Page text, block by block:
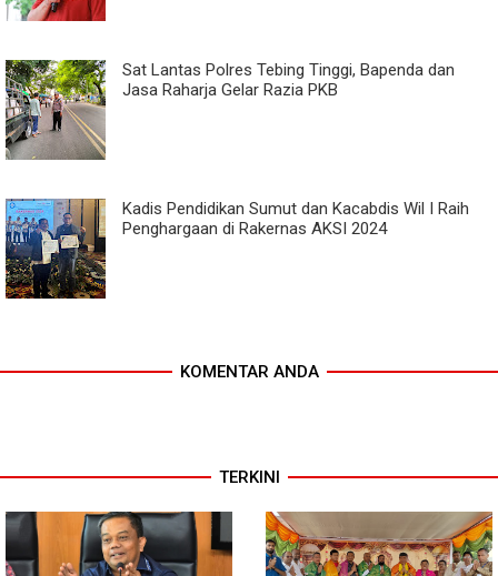
Sat Lantas Polres Tebing Tinggi, Bapenda dan
Jasa Raharja Gelar Razia PKB
Kadis Pendidikan Sumut dan Kacabdis Wil I Raih
Penghargaan di Rakernas AKSI 2024
KOMENTAR ANDA
TERKINI